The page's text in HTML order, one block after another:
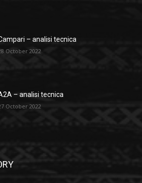
– analisi tecnica
October 2022
– analisi tecnica
October 2022